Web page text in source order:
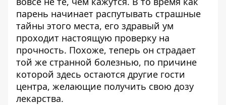
парень начинает распутывать страшные
тайны этого места, его здравый ум
проходит настоящую проверку на
прочность. Похоже, теперь он страдает
той же странной болезнью, по причине
которой здесь остаются другие гости
центра, желающие получить свою дозу
лекарства.